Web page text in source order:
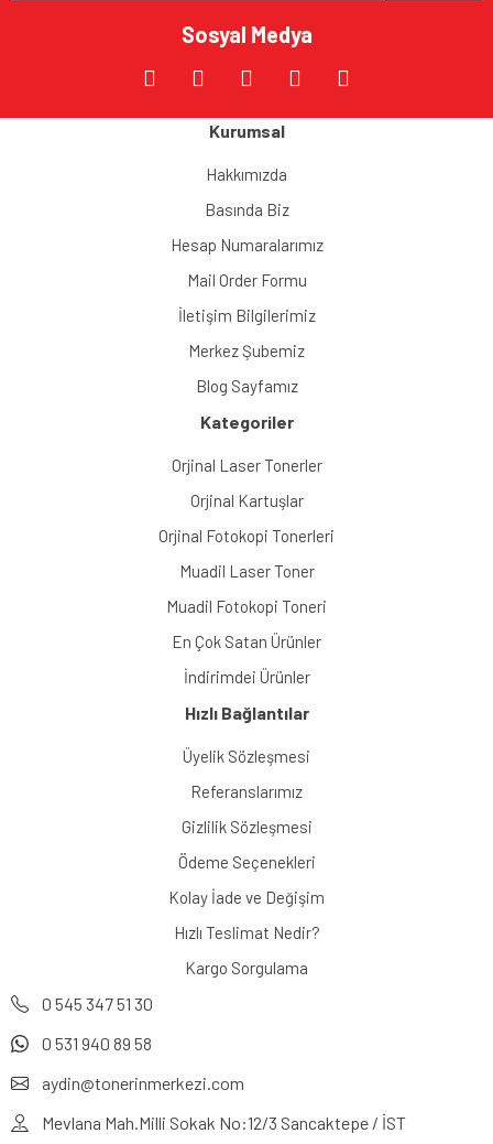
Sosyal Medya
Kurumsal
Hakkımızda
Basında Biz
Hesap Numaralarımız
Mail Order Formu
İletişim Bilgilerimiz
Merkez Şubemiz
Blog Sayfamız
Kategoriler
Orjinal Laser Tonerler
Orjinal Kartuşlar
Orjinal Fotokopi Tonerleri
Muadil Laser Toner
Muadil Fotokopi Toneri
En Çok Satan Ürünler
İndirimdei Ürünler
Hızlı Bağlantılar
Üyelik Sözleşmesi
Referanslarımız
Gizlilik Sözleşmesi
Ödeme Seçenekleri
Kolay İade ve Değişim
Hızlı Teslimat Nedir?
Kargo Sorgulama
0 545 347 51 30
0 531 940 89 58
aydin@tonerinmerkezi.com
Mevlana Mah.Milli Sokak No:12/3 Sancaktepe / İST